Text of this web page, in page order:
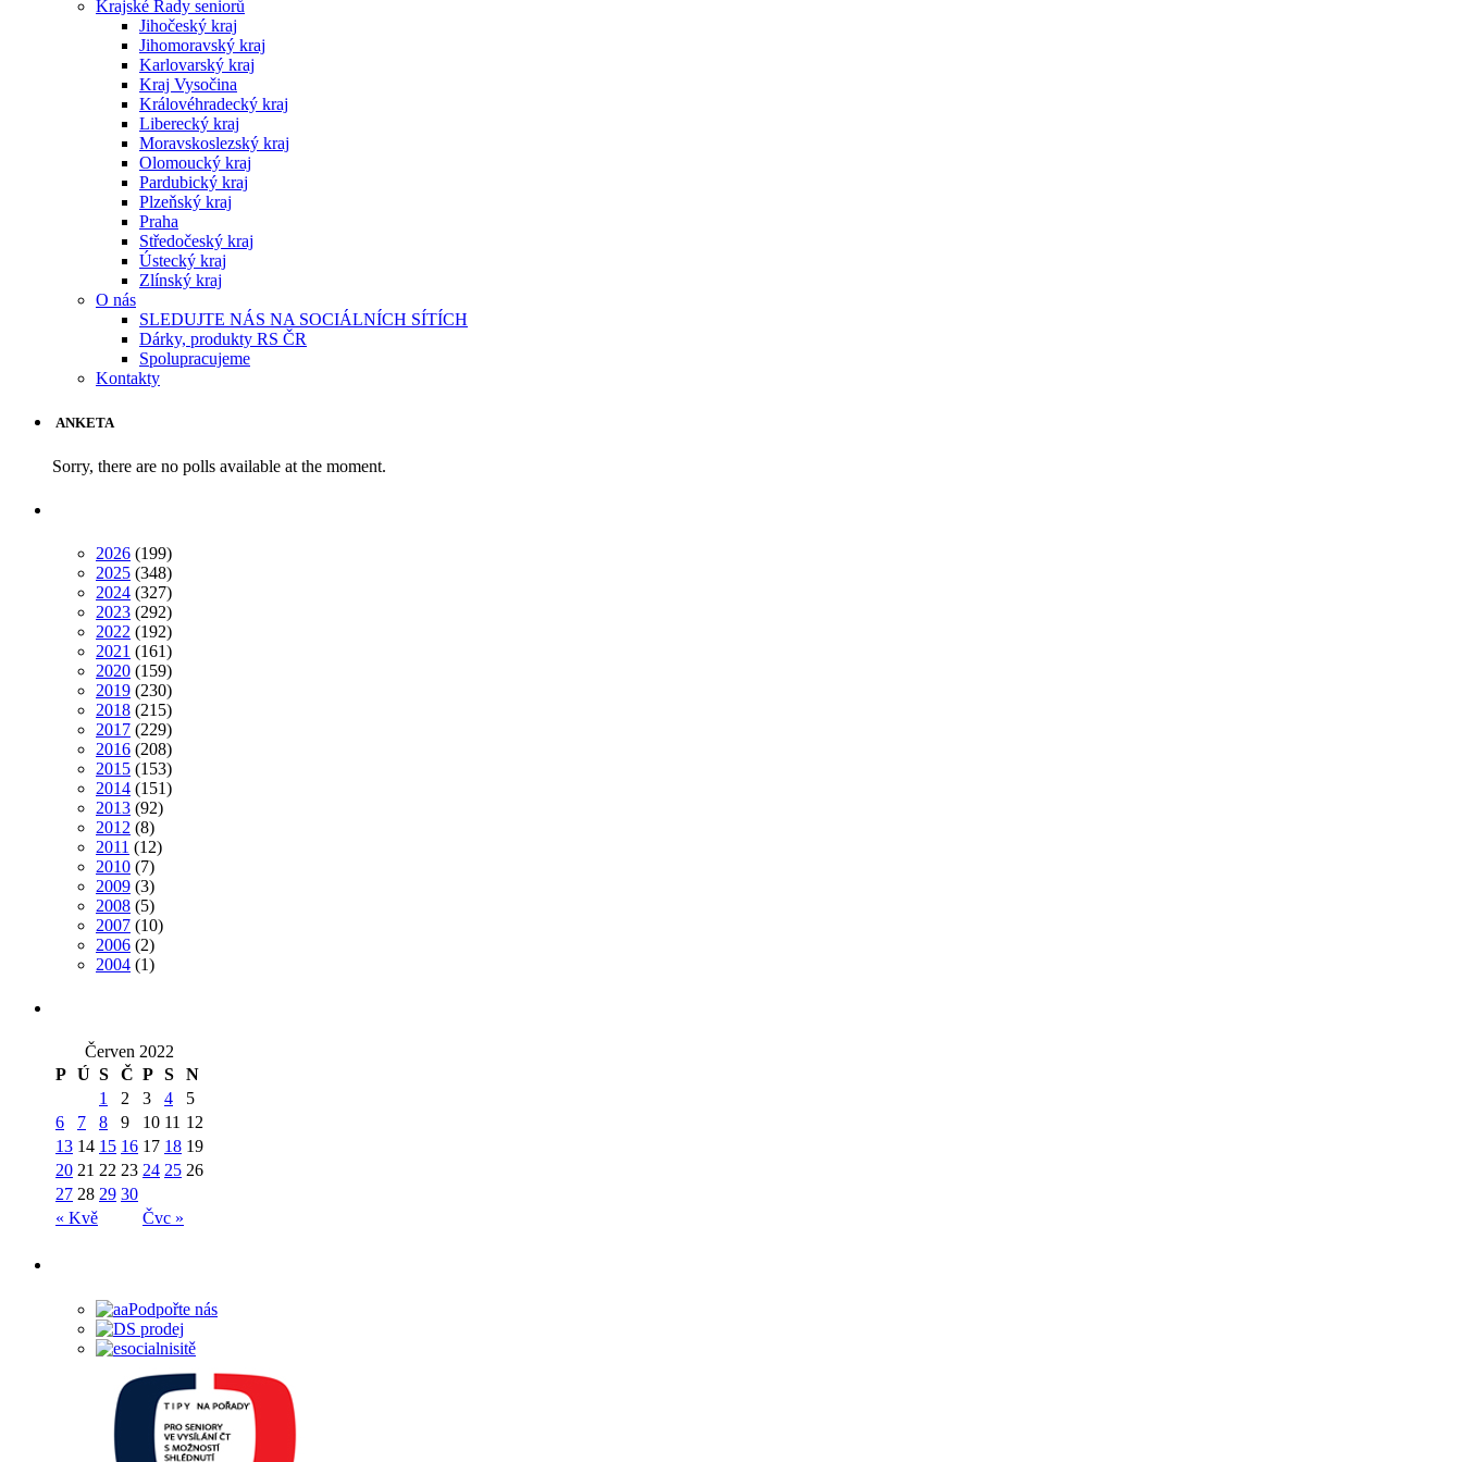
Krajské Rady seniorů
Jihočeský kraj
Jihomoravský kraj
Karlovarský kraj
Kraj Vysočina
Královéhradecký kraj
Liberecký kraj
Moravskoslezský kraj
Olomoucký kraj
Pardubický kraj
Plzeňský kraj
Praha
Středočeský kraj
Ústecký kraj
Zlínský kraj
O nás
SLEDUJTE NÁS NA SOCIÁLNÍCH SÍTÍCH
Dárky, produkty RS ČR
Spolupracujeme
Kontakty
ANKETA
Sorry, there are no polls available at the moment.
2026 (199)
2025 (348)
2024 (327)
2023 (292)
2022 (192)
2021 (161)
2020 (159)
2019 (230)
2018 (215)
2017 (229)
2016 (208)
2015 (153)
2014 (151)
2013 (92)
2012 (8)
2011 (12)
2010 (7)
2009 (3)
2008 (5)
2007 (10)
2006 (2)
2004 (1)
Červen 2022
P Ú S Č P S N
« Kvě Čvc »
1 2 3 4
5
6
7 8 9 10 11 12
13 14 15 16 17 18 19
20 21 22 23 24 25 26
27 28 29 30